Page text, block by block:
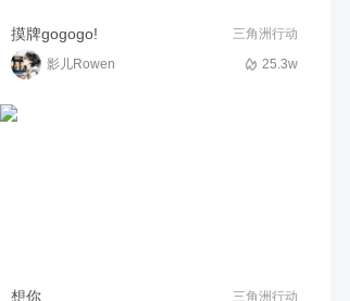
02:28 93
三角洲行动
摸牌gogogo!
25.3w
影儿Rowen
三角洲行动
想你